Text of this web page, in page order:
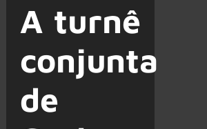
A turnê
conjunta
de